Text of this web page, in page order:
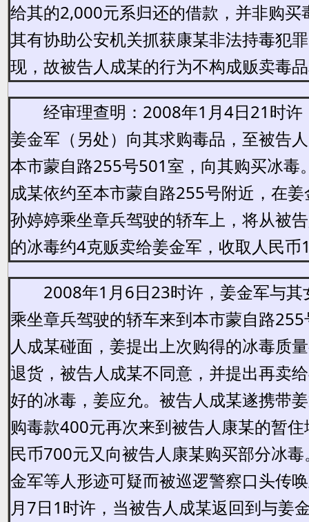
给其的2,000元系归还的借款，并非购买
其有协助公安机关抓获康某非法持毒犯
现，故被告人成某的行为不构成贩卖毒
经审理查明：2008年1月4日21时许
姜金军（另处）向其求购毒品，至被告
本市蒙自路255号501室，向其购买冰毒
成某依约至本市蒙自路255号附近，在
孙婷婷乘坐章兵驾驶的轿车上，将从被
的冰毒约4克贩卖给姜金军，收取人民币
2008年1月6日23时许，姜金军与其
乘坐章兵驾驶的轿车来到本市蒙自路
人成某碰面，姜提出上次购得的冰毒质
退货，被告人成某不同意，并提出再卖
好的冰毒，姜应允。被告人成某遂携带
购毒款400元再次来到被告人康某的暂
民币700元又向被告人康某购买部分冰
金军等人形迹可疑而被巡逻警察口头传
月7日1时许，当被告人成某返回到与姜